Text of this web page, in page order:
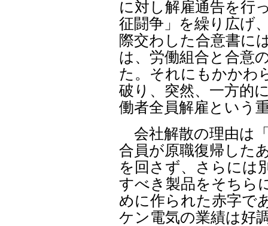
に対し解雇通告を行
征闘争」を繰り広げ
際交わした合意書に
は、労働組合と合意
た。それにもかかわ
破り、突然、一方的
働者全員解雇という
会社解散の理由は
合員が原職復帰した
を回さず、さらには
すべき製品をそちら
めに作られた赤字で
ケン電気の業績は好